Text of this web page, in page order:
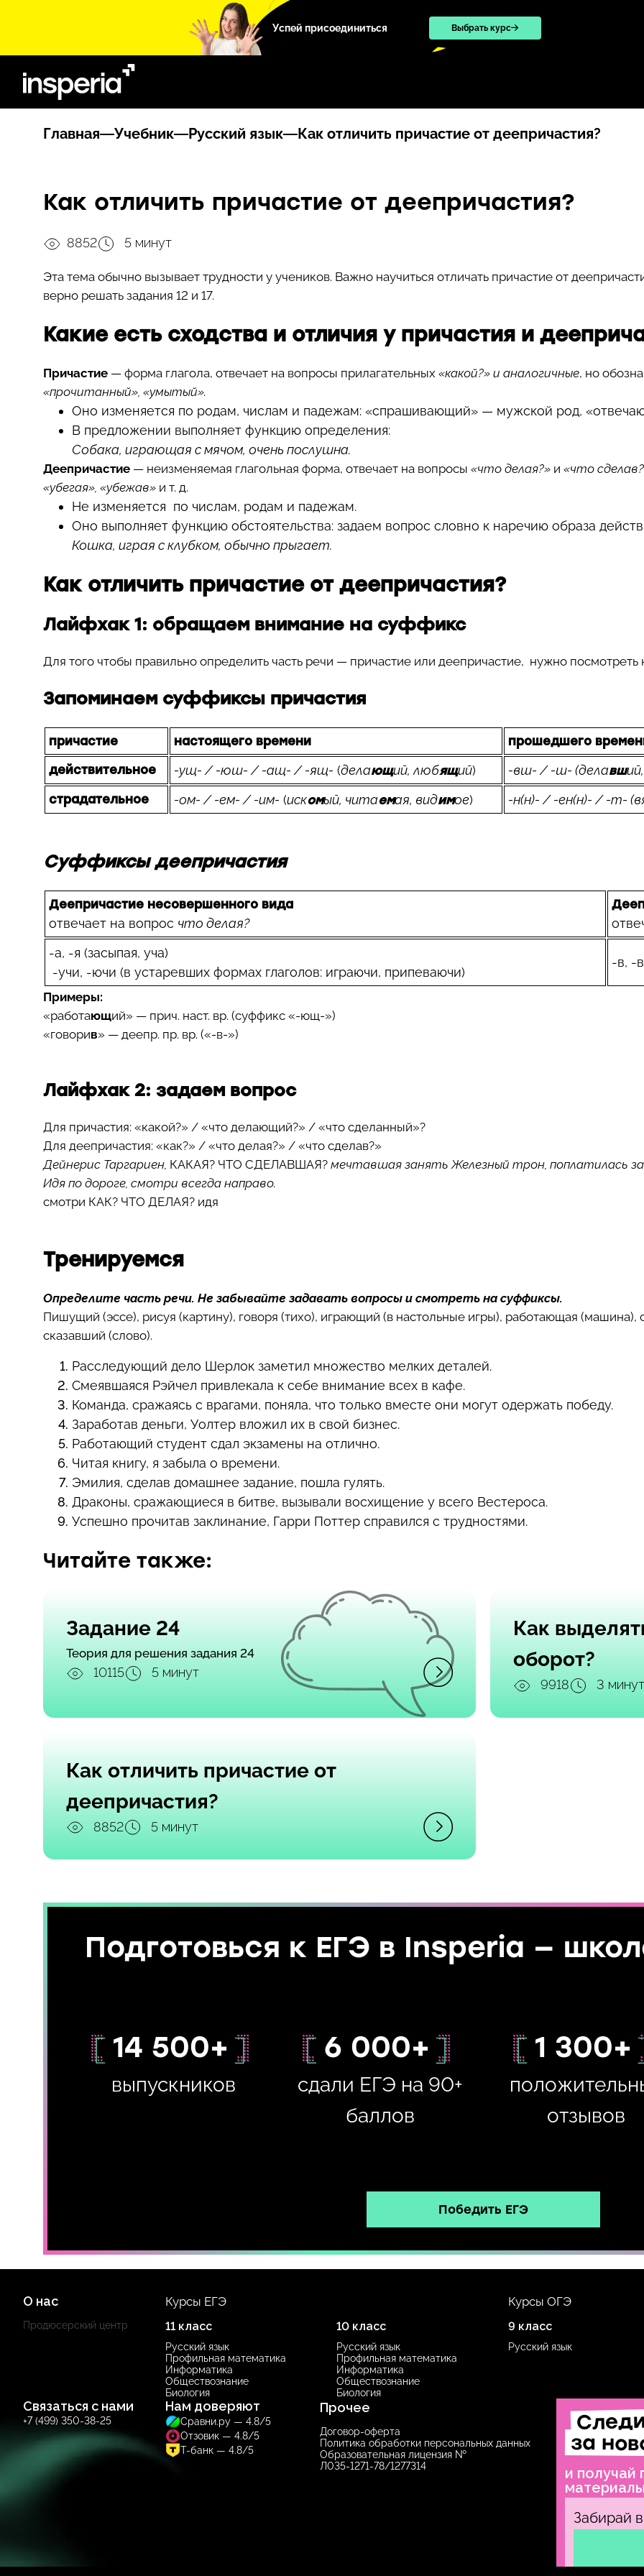
Успей присоединиться Выбрать курс
Главная Учебник Русский язык Как отличить причастие от деепричастия?
Как отличить причастие от деепричастия?
8852 5 минут
Эта тема обычно вызывает трудности у учеников. Важно научиться отличать причастие от
верно решать задания 12 и 17.
Какие есть сходства и отличия у причастия и
Причастие — форма глагола, отвечает на вопросы прилагательных «какой?» и аналогичные, но
«прочитанный», «умытый».
Оно изменяется по родам, числам и падежам: «спрашивающий» — мужской род,
В предложении выполняет функцию определения:
Собака, играющая с мячом, очень послушна.
Деепричастие — неизменяемая глагольная форма, отвечает на вопросы «что делая?» и «что
«убегая», «убежав» и т. д.
Не изменяется по числам, родам и падежам.
Оно выполняет функцию обстоятельства: задаем вопрос словно к наречию образа
Кошка, играя с клубком, обычно прыгает.
Как отличить причастие от деепричастия?
Лайфхак 1: обращаем внимание на суффикс
Для того чтобы правильно определить часть речи — причастие или деепричастие, нужно
Запоминаем суффиксы причастия
причастие настоящего времени
прошедшего
действительное
-ущ- / -юш- / -ащ- / -ящ- (делающий, любящий) -вш- / -ш- (делавш
страдательное -ом- / -ем- / -им- (искомый, читаемая, видимое) -н(н)- / -ен(н)- / -т-
Суффиксы деепричастия
Деепричастие несовершенного вида
отвечает на вопрос что делая?
-а, -я (засыпая, уча)
-учи, -ючи (в устаревших формах глаголов: играючи, припеваючи)
-в, -
Примеры:
«работающий» — прич. наст. вр. (суффикс «-ющ-»)
«говорив» — деепр. пр. вр. («-в-»)
Лайфхак 2: задаем вопрос
Для причастия: «какой?» / «что делающий?» / «что сделанный»?
Для деепричастия: «как?» / «что делая?» / «что сделав?»
Дейнерис Таргариен, КАКАЯ? ЧТО СДЕЛАВШАЯ? мечтавшая занять Железный трон, поплатилась
Идя по дороге, смотри всегда направо.
смотри КАК? ЧТО ДЕЛАЯ? идя
Тренируемся
Определите часть речи. Не забывайте задавать вопросы и смотреть на суффиксы.
Пишущий (эссе), рисуя (картину), говоря (тихо), играющий (в настольные игры), работающая
сказавший (слово).
Расследующий дело Шерлок заметил множество мелких деталей.
Смеявшаяся Рэйчел привлекала к себе внимание всех в кафе.
Команда, сражаясь с врагами, поняла, что только вместе они могут одержать победу.
Заработав деньги, Уолтер вложил их в свой бизнес.
Работающий студент сдал экзамены на отлично.
Читая книгу, я забыла о времени.
Эмилия, сделав домашнее задание, пошла гулять.
Драконы, сражающиеся в битве, вызывали восхищение у всего Вестероса.
Успешно прочитав заклинание, Гарри Поттер справился с трудностями.
Читайте также:
Задание 24
Теория для решения задания 24
10115 5 минут
Как
оборот?
9918 3
Как отличить причастие от
деепричастия?
8852 5 минут
Подготовься к ЕГЭ в Insperia —
14 500+
выпускников
6 000+
сдали ЕГЭ на 90+
баллов
1 300+
отзывов
Победить ЕГЭ
О нас
Продюсерский центр
Курсы ЕГЭ
11 класс
Русский язык
Профильная математика
Информатика
Обществознание
Биология
10 класс
Русский язык
Профильная математика
Информатика
Обществознание
Биология
Курсы ОГЭ
9 класс
Русский язык
Нам доверяют
Сравни.ру — 4.8/5
Отзовик — 4.8/5
Т-банк — 4.8/5
Связаться с нами
+7 (499) 350-38-25
Прочее
Договор-оферта
Политика обработки персональных данных
Образовательная лицензия №
Л035‑1271‑78/1277314
за
и получай
Забирай